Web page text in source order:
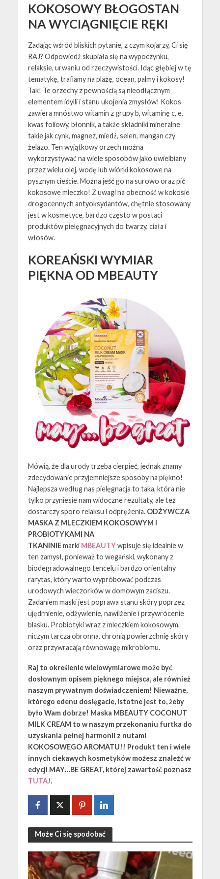
KOKOSOWY BŁOGOSTAN
NA WYCIĄGNIĘCIE RĘKI
Zadając wśród bliskich pytanie, z czym kojarzy, Ci się
RAJ? Odpowiedź skupiała się na wypoczynku,
relaksie, urwaniu od rzeczywistości. Idąc głębiej w tę
tematykę, trafiamy na plażę, ocean, palmy i kokosy!
Tak! Te orzechy z pewnością są nieodłącznym
elementem idylli i stanu ukojenia zmysłów! Kokos
zawiera mnóstwo witamin z grupy b, witaminę c, e,
kwas foliowy, błonnik, a także składniki mineralne
takie jak cynk, magnez, miedź, selen, mangan czy
żelazo. Ten wyjątkowy orzech można
wykorzystywać na wiele sposobów jako uwielbiany
przez wielu olej, wodę lub wiórki kokosowe na
pysznym cieście. Można jeść go na surowo oraz pić
kokosowe mleczko! Z uwagi na obecność w kokosie
drogocennych antyoksydantów, chętnie stosowany
jest w kosmetyce, bardzo często w postaci
produktów pielęgnacyjnych do twarzy, ciała i
włosów.
KOREAŃSKI WYMIAR
PIĘKNA OD MBEAUTY
Mówią, że dla urody trzeba cierpieć, jednak znamy
zdecydowanie przyjemniejsze sposoby na piękno!
Najlepsza według nas pielęgnacja to taka, która nie
tylko przyniesie nam widoczne rezultaty, ale też
dostarczy sporo relaksu i odprężenia.ODŻYWCZA
MASKA Z MLECZKIEM KOKOSOWYM I
PROBIOTYKAMI NA
TKANINIEmarki MBEAUTYwpisuje się idealnie w
ten zamysł, ponieważ to wegański, wykonany z
biodegradowalnego tencelu i bardzo orientalny
rarytas, który warto wypróbować podczas
urodowych wieczorków w domowym zaciszu.
Zadaniem maski jest poprawa stanu skóry poprzez
ujędrnienie, odżywienie, nawilżenie i przywrócenie
blasku. Probiotyki wraz z mleczkiem kokosowym,
niczym tarcza obronna, chronią powierzchnię skóry
oraz przywracają równowagę mikrobiomu.
Raj to określenie wielowymiarowe może być
dosłownym opisem pięknego miejsca, ale również
naszym prywatnym doświadczeniem! Nieważne,
którego edenu dosięgacie, istotne jest to, żeby
było Wam dobrze! Maska MBEAUTY COCONUT
MILK CREAM to w naszym przekonaniu furtka do
uzyskania pełnej harmonii z nutami
KOKOSOWEGO AROMATU!! Produkt ten i wiele
innych ciekawych kosmetyków możesz znaleźć w
edycji MAY…BE GREAT, której zawartość poznasz
TUTAJ.
Może Ci się spodobać